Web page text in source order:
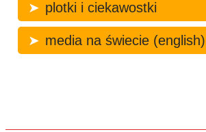
plotki i ciekawostki
media na świecie (english)